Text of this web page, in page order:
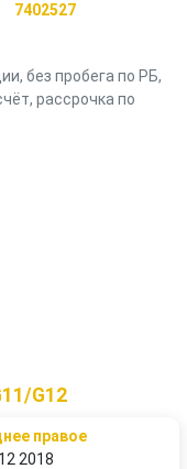
7402527
без пробега по РБ,
рассрочка по
G12
правое
2018